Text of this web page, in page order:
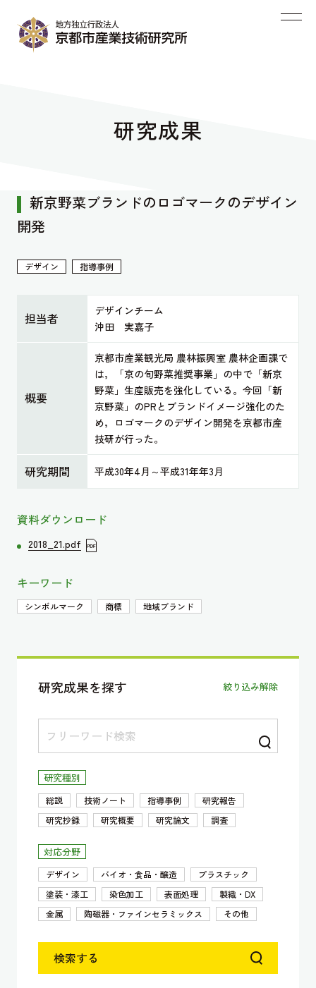
研究成果
新京野菜ブランドのロゴマークのデザイン
開発
デザイン 指導事例
担当者
デザインチーム
沖田 実嘉子
概要
京都市産業観光局 農林振興室 農林企画課で
は，「京の旬野菜推奨事業」の中で「新京
野菜」生産販売を強化している。今回「新
京野菜」のPRとブランドイメージ強化のた
め，ロゴマークのデザイン開発を京都市産
技研が行った。
研究期間 平成30年4月～平成31年年3月
資料ダウンロード
2018_21.pdf
キーワード
シンボルマーク 商標 地域ブランド
研究成果を探す 絞り込み解除
研究種別
総説 技術ノート 指導事例
研究報告
研究抄録
研究概要 研究論文 調査
対応分野
デザイン バイオ・食品・醸造
プラスチック
塗装・漆工
染色加工 表面処理
製織・DX
金属
陶磁器・ファインセラミックス その他
検索する